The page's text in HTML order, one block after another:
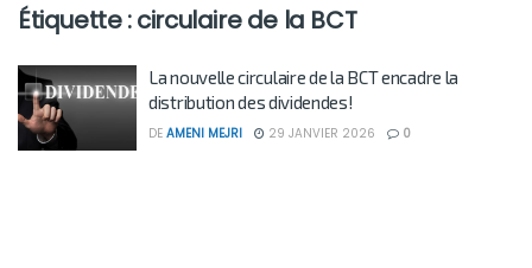
Étiquette :circulaire de la BCT
La nouvelle circulaire de la BCT encadre la
distribution des dividendes!
DE AMENI MEJRI 29 JANVIER 2026 0